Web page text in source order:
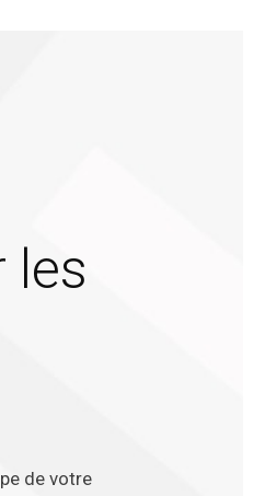
les
de votre